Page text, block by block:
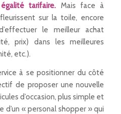
tarifaire. Mais face à
sur la toile, encore
le meilleur achat
prix) dans les meilleures
etc.).
à se positionner du côté
de proposer une nouvelle
d’occasion, plus simple et
d’un « personal shopper » qui